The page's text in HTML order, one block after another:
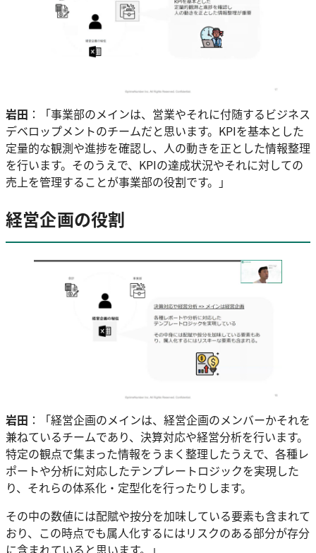
岩田 ：「事業部のメインは、営業やそれに付随するビジネス
デベロップメントのチームだと思います。KPIを基本とした
定量的な観測や進捗を確認し、人の動きを正とした情報整理
を行います。そのうえで、KPIの達成状況やそれに対しての
売上を管理することが事業部の役割です。」
経営企画の役割
岩田 ：「経営企画のメインは、経営企画のメンバーかそれを
兼ねているチームであり、決算対応や経営分析を行います。
特定の観点で集まった情報をうまく整理したうえで、各種レ
ポートや分析に対応したテンプレートロジックを実現した
り、それらの体系化・定型化を行ったりします。
その中の数値には配賦や按分を加味している要素も含まれて
おり、この時点でも属人化するにはリスクのある部分が存分
に含まれていると思います。」